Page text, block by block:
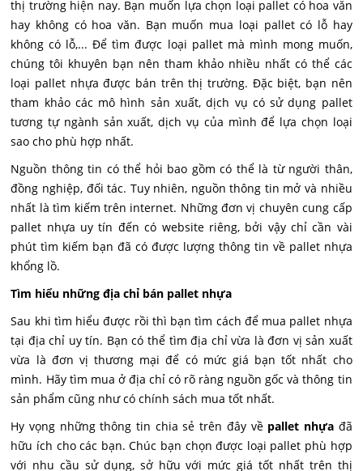
thị trường hiện nay. Bạn muốn lựa chọn loại pallet có hoa văn
hay không có hoa văn. Bạn muốn mua loại pallet có lỗ hay
không có lỗ,... Để tìm được loại pallet mà mình mong muốn,
chúng tôi khuyên bạn nên tham khảo nhiều nhất có thể các
loại pallet nhựa được bán trên thị trường. Đặc biệt, bạn nên
tham khảo các mô hình sản xuất, dịch vụ có sử dụng pallet
tương tự ngành sản xuất, dịch vụ của mình để lựa chọn loại
sao cho phù hợp nhất.
Nguồn thông tin có thể hỏi bao gồm có thể là từ người thân,
đồng nghiệp, đối tác. Tuy nhiên, nguồn thông tin mở và nhiều
nhất là tìm kiếm trên internet. Những đơn vị chuyên cung cấp
pallet nhựa uy tín đến có website riêng, bởi vậy chỉ cần vài
phút tìm kiếm bạn đã có được lượng thông tin về pallet nhựa
khổng lồ.
Tìm hiểu những địa chỉ bán pallet nhựa
Sau khi tìm hiểu được rồi thì bạn tìm cách để mua pallet nhựa
tại địa chỉ uy tín. Bạn có thể tìm địa chỉ vừa là đơn vị sản xuất
vừa là đơn vị thương mại để có mức giá bạn tốt nhất cho
mình. Hãy tìm mua ở địa chỉ có rõ ràng nguồn gốc và thông tin
sản phẩm cũng như có chính sách mua tốt nhất.
Hy vọng những thông tin chia sẻ trên đây về pallet nhựađã
hữu ích cho các bạn. Chúc bạn chọn được loại pallet phù hợp
với nhu cầu sử dụng, sở hữu với mức giá tốt nhất trên thị